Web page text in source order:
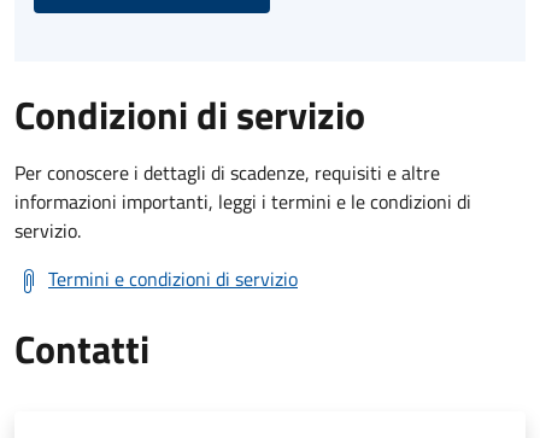
Condizioni di servizio
Per conoscere i dettagli di scadenze, requisiti e altre
informazioni importanti, leggi i termini e le condizioni di
servizio.
Termini e condizioni di servizio
Contatti